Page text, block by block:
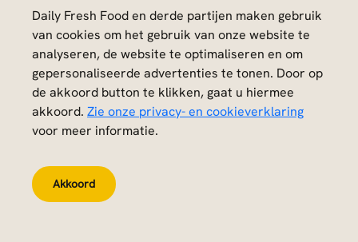
Inloggen
Daily Fresh Food en derde partijen maken gebruik
van cookies om het gebruik van onze website te
analyseren, de website te optimaliseren en om
gepersonaliseerde advertenties te tonen. Door op
de akkoord button te klikken, gaat u hiermee
akkoord. Zie onze privacy- en cookieverklaring
voor meer informatie.
Akkoord